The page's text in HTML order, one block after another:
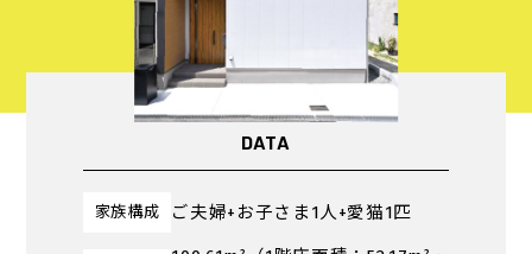
DATA
家族構成 ご夫婦+お子さま1人+愛猫1匹